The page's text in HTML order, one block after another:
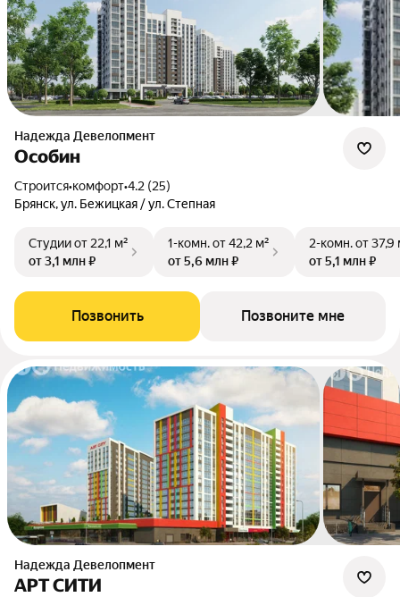
Надежда Девелопмент
Особин
Строится•комфорт•4.2 (25)
Брянск, ул. Бежицкая / ул. Степная
Студииот 22,1 м²
от 3,1 млн ₽
1-комн.от 42,2 м²
от 5,6 млн ₽
2-комн.от 37,9
от 5,1 млн ₽
Позвонить Позвоните мне
Надежда Девелопмент
АРТ СИТИ